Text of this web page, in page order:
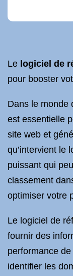
Le logiciel de
pour booster
Dans le monde
est essentielle
site web et
qu’intervient le
puissant qui
classement
optimiser votre
Le logiciel de
fournir des
performance
identifier les